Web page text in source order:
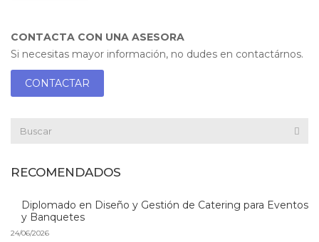
CONTACTA CON UNA ASESORA
Si necesitas mayor información, no dudes en contactárnos.
CONTACTAR
RECOMENDADOS
Diplomado en Diseño y Gestión de Catering para Eventos
y Banquetes
24/06/2026